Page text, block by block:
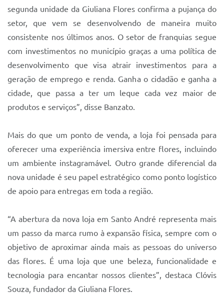
segunda unidade da Giuliana Flores confirma a pujança do
setor, que vem se desenvolvendo de maneira muito
consistente nos últimos anos. O setor de franquias segue
com investimentos no município graças a uma política de
desenvolvimento que visa atrair investimentos para a
geração de emprego e renda. Ganha o cidadão e ganha a
cidade, que passa a ter um leque cada vez maior de
produtos e serviços”, disse Banzato.
Mais do que um ponto de venda, a loja foi pensada para
oferecer uma experiência imersiva entre flores, incluindo
um ambiente instagramável. Outro grande diferencial da
nova unidade é seu papel estratégico como ponto logístico
de apoio para entregas em toda a região.
“A abertura da nova loja em Santo André representa mais
um passo da marca rumo à expansão física, sempre com o
objetivo de aproximar ainda mais as pessoas do universo
das flores. É uma loja que une beleza, funcionalidade e
tecnologia para encantar nossos clientes”, destaca Clóvis
Souza, fundador da Giuliana Flores.